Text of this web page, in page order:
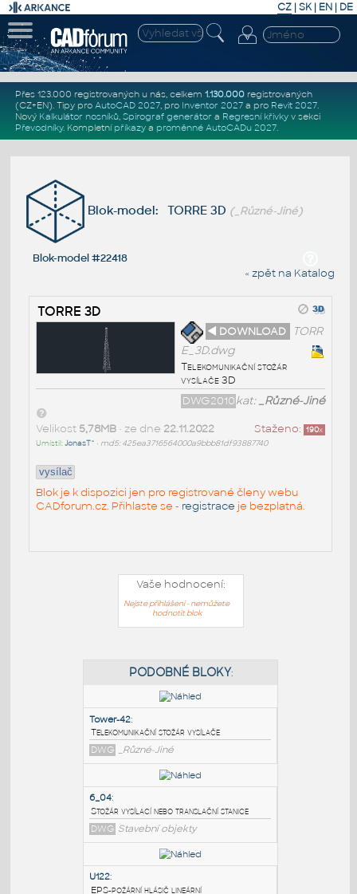
CZ | SK| EN | DE
Přes 123.000 registrovaných u nás, celkem 1.130.000registrovaných
(CZ+EN). Tipy pro AutoCAD 2027, pro Inventor 2027a pro Revit 2027.
Nový Kalkulátor nosníků, Spirograf generátor a Regresní křivkyv sekci
Převodníky. Kompletní příkazya proměnné AutoCADu 2027.
Blok-model: TORRE 3D (_Různé-Jiné)
Blok-model #22418
« zpět na Katalog
TORRE 3D
◄ DOWNLOAD
TORR
E_3D.dwg
Telekomunikační stožár
vysílače 3D
kat:_Různé-Jiné
DWG2010
Staženo: 190x
Velikost 5,78MB• ze dne 22.11.2022
Umístil:JonasT^ • md5: 425ea3716564000a9bbb81df93887740
vysílač
Blok je k dispozici jen pro registrované členy webu
CADforum.cz. Přihlaste se - registrace je bezplatná.
Vaše hodnocení:
Nejste přihlášeni - nemůžete
hodnotit blok
PODOBNÉ BLOKY
Tower-42:
Telekomunikační stožár vysílače
DWG